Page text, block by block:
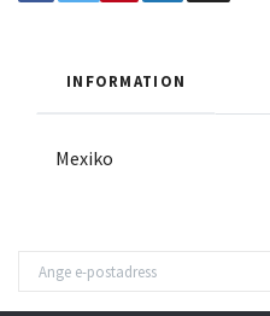
INFORMATION
Mexiko